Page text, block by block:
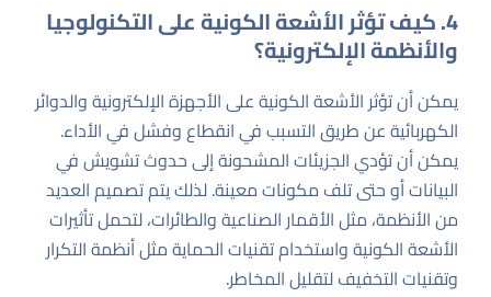
4. كيف تؤثر الأشعة الكونية على التكنولوجيا
والأنظمة الإلكترونية؟
يمكن أن تؤثر الأشعة الكونية على الأجهزة الإلكترونية والدوائر
الكهربائية عن طريق التسبب في انقطاع وفشل في الأداء.
يمكن أن تؤدي الجزيئات المشحونة إلى حدوث تشويش في
البيانات أو حتى تلف مكونات معينة. لذلك يتم تصميم العديد
من الأنظمة، مثل الأقمار الصناعية والطائرات، لتحمل تأثيرات
الأشعة الكونية واستخدام تقنيات الحماية مثل أنظمة التكرار
وتقنيات التخفيف لتقليل المخاطر.